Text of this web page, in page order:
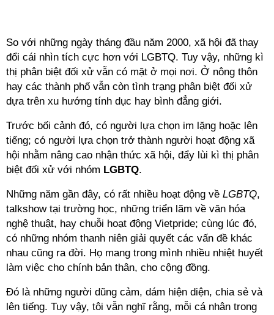
So với những ngày tháng đầu năm 2000, xã hội đã thay
đổi cái nhìn tích cực hơn với LGBTQ. Tuy vậy, những kì
thị phân biệt đối xử vẫn có mặt ở mọi nơi. Ở nông thôn
hay các thành phố vẫn còn tình trạng phân biệt đối xử
dựa trên xu hướng tính dục hay bình đẳng giới.
Trước bối cảnh đó, có người lựa chọn im lặng hoặc lên
tiếng; có người lựa chọn trở thành người hoạt động xã
hội nhằm nâng cao nhận thức xã hội, đẩy lùi kì thị phân
biệt đối xử với nhóm LGBTQ.
Những năm gần đây, có rất nhiều hoạt động về LGBTQ,
talkshow tại trường học, những triển lãm về văn hóa
nghệ thuật, hay chuỗi hoạt động Vietpride; cùng lúc đó,
có những nhóm thanh niên giải quyết các vấn đề khác
nhau cũng ra đời. Họ mang trong mình nhiều nhiệt huyết
làm việc cho chính bản thân, cho cộng đồng.
Đó là những người dũng cảm, dám hiện diện, chia sẻ và
lên tiếng. Tuy vậy, tôi vẫn nghĩ rằng, mỗi cá nhân trong